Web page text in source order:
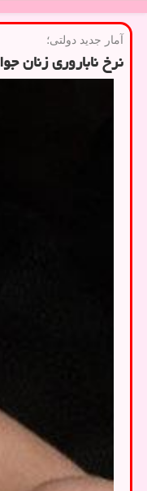
آمار جدید دولتی؛
نرخ ناباروری زنان